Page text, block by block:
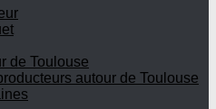
de Toulouse
autour de Toulouse